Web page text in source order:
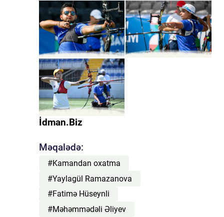
İdman.Biz
Məqalədə:
#Kamandan oxatma
#Yaylagül Ramazanova
#Fatimə Hüseynli
#Məhəmmədəli Əliyev